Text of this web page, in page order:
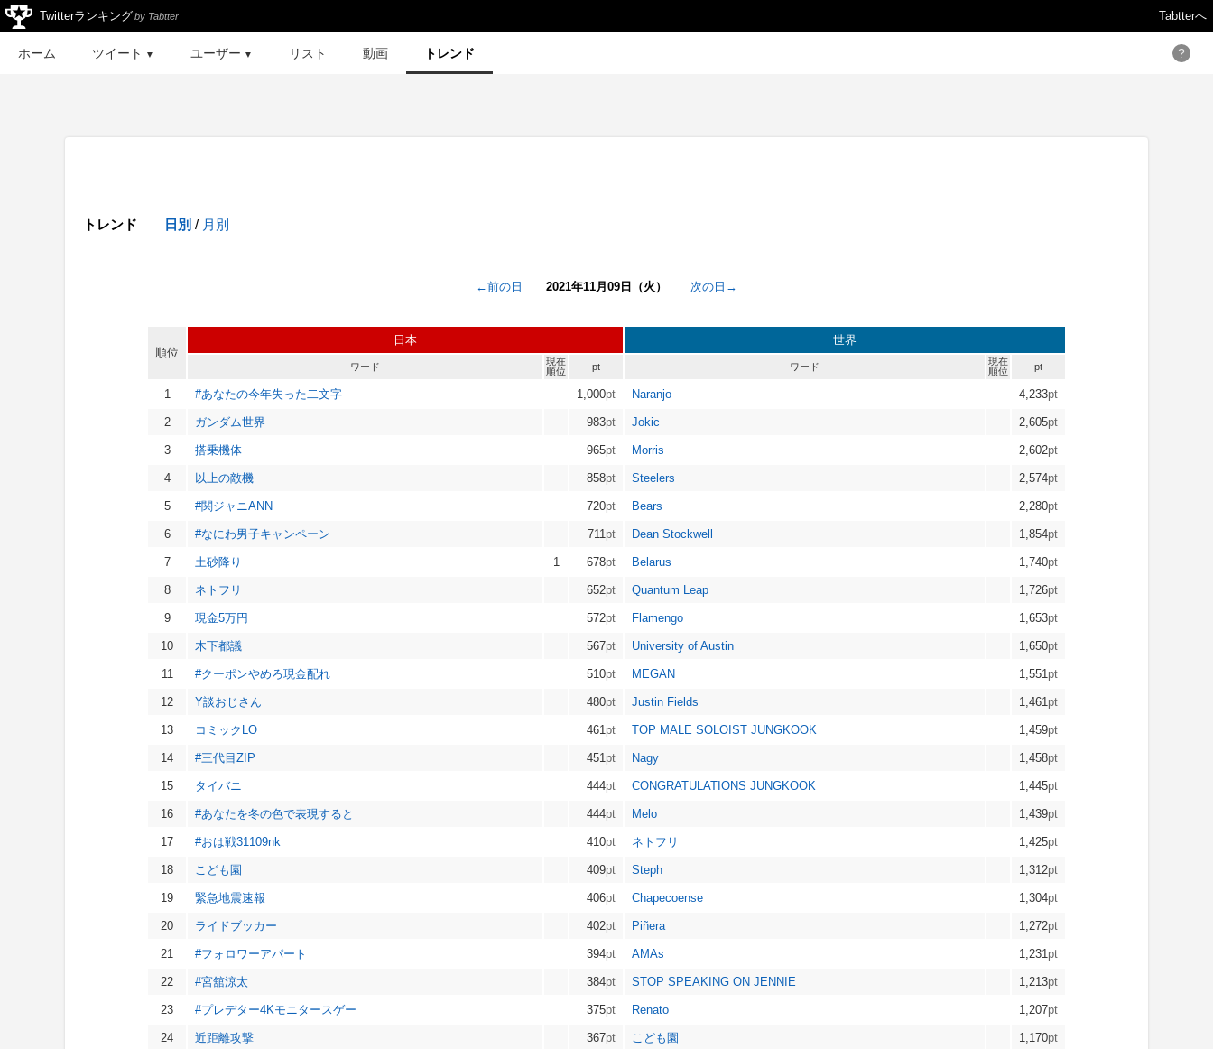
Tabtterへ
Twitterランキングby Tabtter
ホーム ツイート ▼ ユーザー ▼ リスト 動画 トレンド ?
トレンド 日別 / 月別
←前の日 2021年11月09日（火） 次の日→
順位
日本 世界
ワード
現在
順位
pt ワード
現在
順位
pt
1 #あなたの今年失った二文字 1,000pt Naranjo 4,233pt
2 ガンダム世界 983pt Jokic 2,605pt
3 搭乗機体 965pt Morris 2,602pt
4 以上の敵機 858pt Steelers 2,574pt
5 #関ジャニANN 720pt Bears 2,280pt
6 #なにわ男子キャンペーン 711 pt Dean Stockwell 1,854pt
7 土砂降り 1 678pt Belarus 1,740pt
8 ネトフリ 652pt Quantum Leap 1,726pt
9 現金5万円 572pt Flamengo 1,653pt
10 木下都議 567pt University of Austin 1,650pt
11 #クーポンやめろ現金配れ 510pt MEGAN 1,551 pt
12 Y談おじさん 480pt Justin Fields 1,461 pt
13 コミックLO 461 pt TOP MALE SOLOIST JUNGKOOK 1,459pt
14 #三代目ZIP 451 pt Nagy 1,458pt
15 タイバニ 444pt CONGRATULATIONS JUNGKOOK 1,445pt
16 #あなたを冬の色で表現すると 444pt Melo 1,439pt
17 #おは戦31109nk 410pt ネトフリ 1,425pt
18 こども園 409pt Steph 1,312pt
19 緊急地震速報 406pt Chapecoense 1,304pt
20 ライドブッカー 402pt Piñera 1,272pt
21 #フォロワーアパート 394pt AMAs 1,231 pt
22 #宮舘涼太 384pt STOP SPEAKING ON JENNIE 1,213pt
23 #プレデター4Kモニタースゲー 375pt Renato 1,207pt
24 近距離攻撃 367pt こども園 1,170pt